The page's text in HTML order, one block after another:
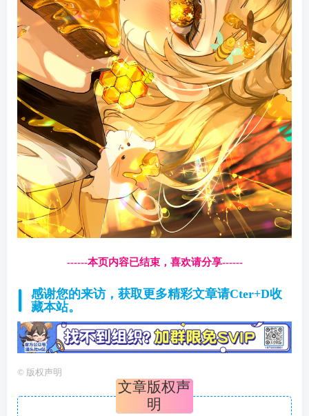
------本页内容已结束，喜欢请分享------
感谢您的来访，获取更多精彩文章请Cter+D收
藏本站。
© 版权声明
文章版权声
明